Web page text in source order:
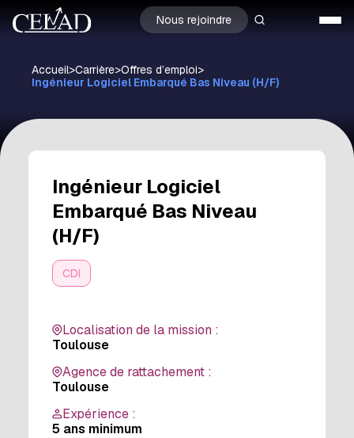
Nous rejoindre
Accueil>Carrière>Offres d’emploi>
Ingénieur Logiciel Embarqué Bas Niveau (H/F)
Ingénieur Logiciel
Embarqué Bas Niveau
(H/F)
CDI
Localisation de la mission :
Toulouse
Agence de rattachement :
Toulouse
Expérience :
5 ans minimum